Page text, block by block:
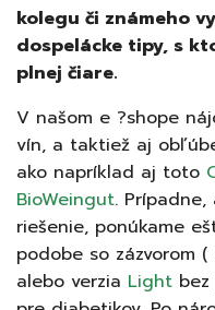
kolegu či známeho
dospelácke tipy, s
plnej čiare.
V našom e ?shope
vín, a taktiež aj
ako napríklad aj toto
BioWeingut.
riešenie, ponúkame
podobe so zázvorom
alebo verzia Light